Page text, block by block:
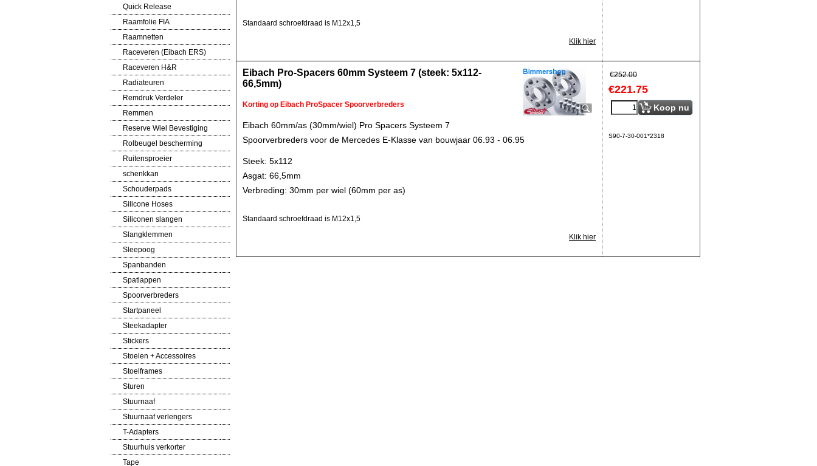
Quick Release
Raamfolie FIA
Raamnetten
Raceveren (Eibach ERS)
Raceveren H&R
Radiateuren
Remdruk Verdeler
Remmen
Reserve Wiel Bevestiging
Rolbeugel bescherming
Ruitensproeier
schenkkan
Schouderpads
Silicone Hoses
Siliconen slangen
Slangklemmen
Sleepoog
Spanbanden
Spatlappen
Spoorverbreders
Startpaneel
Steekadapter
Stickers
Stoelen + Accessoires
Stoelframes
Sturen
Stuurnaaf
Stuurnaaf verlengers
T-Adapters
Stuurhuis verkorter
Tape
Standaard schroefdraad is M12x1,5
Klik hier
€252.00
€221.75
Koop nu
S90-7-30-001*2318
Eibach Pro-Spacers 60mm Systeem 7 (steek: 5x112-
66,5mm)
Korting op Eibach ProSpacer Spoorverbreders
Eibach 60mm/as (30mm/wiel) Pro Spacers Systeem 7
Spoorverbreders voor de Mercedes E-Klasse van bouwjaar 06.93 - 06.95
Steek: 5x112
Asgat: 66,5mm
Verbreding: 30mm per wiel (60mm per as)
Standaard schroefdraad is M12x1,5
Klik hier